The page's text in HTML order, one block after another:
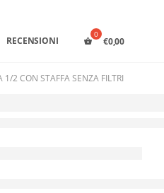
RECENSIONI €0,00
2 CON STAFFA SENZA FILTRI